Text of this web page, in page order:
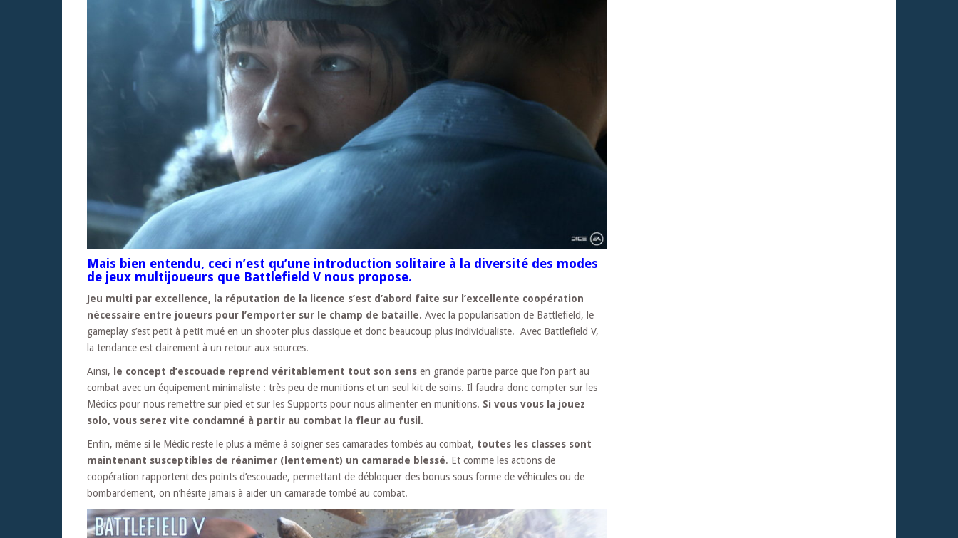
Mais bien entendu, ceci n’est qu’une introduction solitaire à la diversité des modes
de jeux multijoueurs que Battlefield V nous propose.
Jeu multi par excellence, la réputation de la licence s’est d’abord faite sur l’excellente coopération
nécessaire entre joueurs pour l’emporter sur le champ de bataille. Avec la popularisation de Battlefield, le
gameplay s’est petit à petit mué en un shooter plus classique et donc beaucoup plus individualiste. Avec Battlefield V,
la tendance est clairement à un retour aux sources.
Ainsi, le concept d’escouade reprend véritablement tout son sens en grande partie parce que l’on part au
combat avec un équipement minimaliste : très peu de munitions et un seul kit de soins. Il faudra donc compter sur les
Médics pour nous remettre sur pied et sur les Supports pour nous alimenter en munitions. Si vous vous la jouez
solo, vous serez vite condamné à partir au combat la fleur au fusil.
Enfin, même si le Médic reste le plus à même à soigner ses camarades tombés au combat, toutes les classes sont
maintenant susceptibles de réanimer (lentement) un camarade blessé. Et comme les actions de
coopération rapportent des points d’escouade, permettant de débloquer des bonus sous forme de véhicules ou de
bombardement, on n’hésite jamais à aider un camarade tombé au combat.